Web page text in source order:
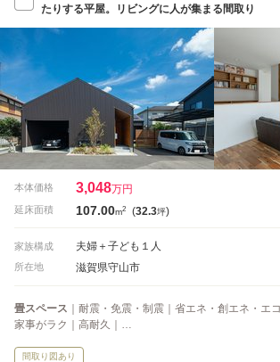
たりする平屋。リビングに人が集まる間取り
本体価格 3,048万円
延床面積 107.00m2 (32.3坪)
家族構成 夫婦＋子ども１人
所在地 滋賀県守山市
畳スペース ｜耐震・免震・制震｜省エネ・創エネ・エ
家事がラク｜高耐久｜…
間取り図あり